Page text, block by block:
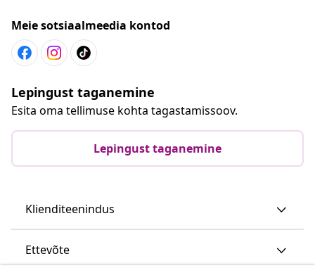
Meie sotsiaalmeedia kontod
Lepingust taganemine
Esita oma tellimuse kohta tagastamissoov.
Lepingust taganemine
Klienditeenindus
Ettevõte